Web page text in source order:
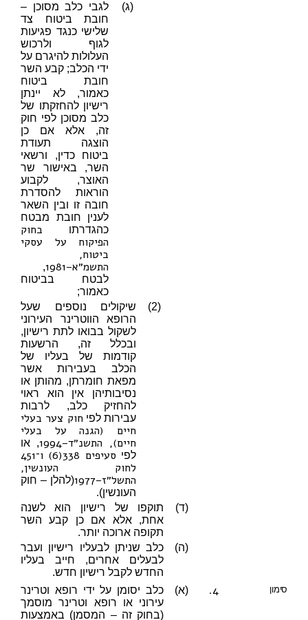
(ג)
לגבי כלב מסוכן –
חובת ביטוח צד
שלישי כנגד פגיעות
לגוף ולרכוש
העלולות להיגרם על
ידי הכלב; קבע השר
חובת ביטוח
כאמור, לא יינתן
רישיון להחזקתו של
כלב מסוכן לפי חוק
זה, אלא אם כן
הוצגה תעודת
ביטוח כדין, ורשאי
השר, באישור שר
האוצר, לקבוע
הוראות להסדרת
חובה זו ובין השאר
לענין חובת מבטח
כהגדרתו בחוק
הפיקוח על עסקי
ביטוח,
התשמ״א–1981
,
לבטח בביטוח
כאמור;
(2)
שיקולים נוספים שעל
הרופא הווטרינר העירוני
לשקול בבואו לתת רישיון,
ובכלל זה, הרשעות
קודמות של בעליו של
הכלב בעבירות אשר
מפאת חומרתן, מהותן או
נסיבותיהן אין הוא ראוי
להחזיק כלב, לרבות
עבירות לפי חוק צער בעלי
חיים (הגנה על בעלי
חיים), התשנ״ד–1994
, או
לפי סעיפים 338(6)
ו־451
לחוק העונשין,
התשל״ז–1977
(להלן – חוק
העונשין).
(ד)
תוקפו של רישיון הוא לשנה
אחת, אלא אם כן קבע השר
תקופה ארוכה יותר.
(ה)
כלב שניתן לבעליו רישיון ועבר
לבעלים אחרים, חייב בעליו
החדש לקבל רישיון חדש.
4. סימון (א)
כלב יסומן על ידי רופא וטרינר
עירוני או רופא וטרינר מוסמך
(בחוק זה – המסמן) באמצעות